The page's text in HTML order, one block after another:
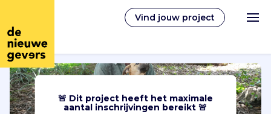
Vind jouw project
Nederlands
🚨 Dit project heeft het maximale
aantal inschrijvingen bereikt 🚨